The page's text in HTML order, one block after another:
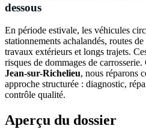
dessous
En période estivale, les véhicules
stationnements achalandés, routes
travaux extérieurs et longs trajets.
risques de dommages de carrosserie.
Jean-sur-Richelieu, nous réparons
approche structurée : diagnostic,
contrôle qualité.
Aperçu du dossier